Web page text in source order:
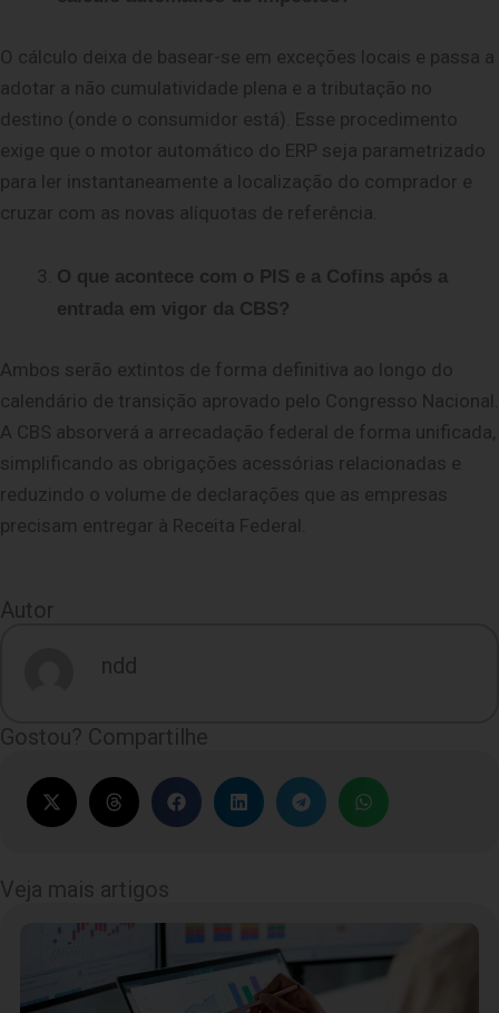
O cálculo deixa de basear-se em exceções locais e passa a
adotar a não cumulatividade plena e a tributação no
destino (onde o consumidor está). Esse procedimento
exige que o motor automático do ERP seja parametrizado
para ler instantaneamente a localização do comprador e
cruzar com as novas alíquotas de referência.
O que acontece com o PIS e a Cofins após a
entrada em vigor da CBS?
Ambos serão extintos de forma definitiva ao longo do
calendário de transição aprovado pelo Congresso Nacional.
A CBS absorverá a arrecadação federal de forma unificada,
simplificando as obrigações acessórias relacionadas e
reduzindo o volume de declarações que as empresas
precisam entregar à Receita Federal.
Autor
ndd
Gostou? Compartilhe
Veja mais artigos